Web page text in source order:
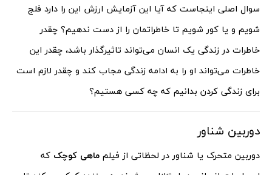
سوال اصلی اینجاست که آیا این آزمایش ارزش این را دارد فلج
شویم و یا کور شویم تا خاطراتمان را از دست ندهیم؟ چقدر
خاطرات در زندگی یک انسان می‌تواند تاثیرگذار باشد، چقدر این
خاطرات می‌تواند او را به ادامه زندگی مجاب کند و چقدر لازم است
برای زندگی کردن بدانیم که چه کسی هستیم؟
دوربین شناور
دوربین متحرک یا شناور در لحظاتی از فیلم ماهی کوچک که